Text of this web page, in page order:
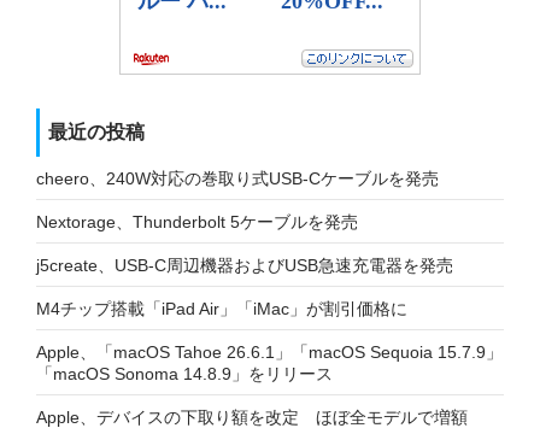
最近の投稿
cheero、240W対応の巻取り式USB-Cケーブルを発売
Nextorage、Thunderbolt 5ケーブルを発売
j5create、USB-C周辺機器およびUSB急速充電器を発売
M4チップ搭載「iPad Air」「iMac」が割引価格に
Apple、「macOS Tahoe 26.6.1」「macOS Sequoia 15.7.9」
「macOS Sonoma 14.8.9」をリリース
Apple、デバイスの下取り額を改定 ほぼ全モデルで増額